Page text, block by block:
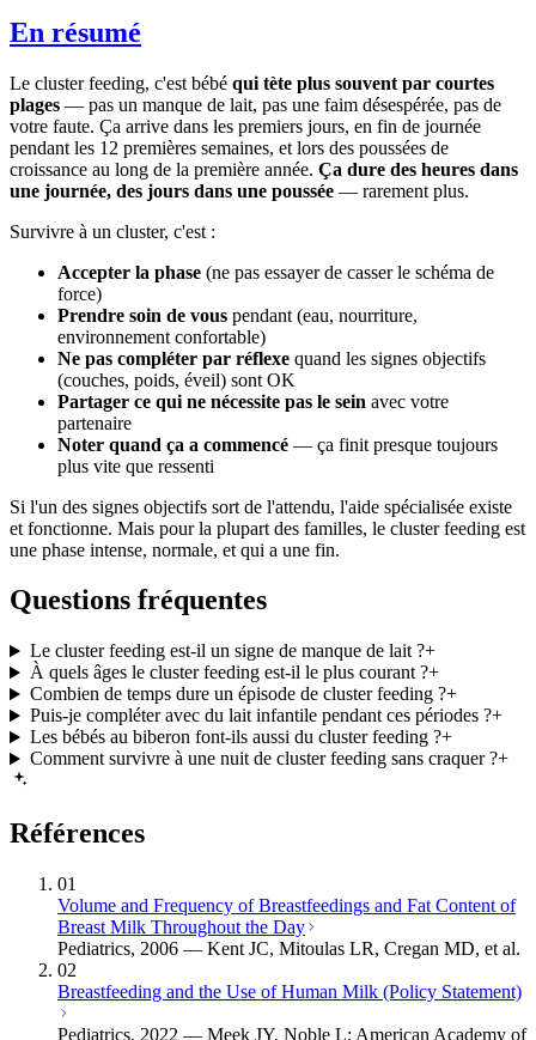
En résumé
Le cluster feeding, c'est bébé qui tète plus souvent par courtes
plages — pas un manque de lait, pas une faim désespérée, pas de
votre faute. Ça arrive dans les premiers jours, en fin de journée
pendant les 12 premières semaines, et lors des poussées de
croissance au long de la première année. Ça dure des heures dans
une journée, des jours dans une poussée — rarement plus.
Survivre à un cluster, c'est :
Accepter la phase (ne pas essayer de casser le schéma de
force)
Prendre soin de vous pendant (eau, nourriture,
environnement confortable)
Ne pas compléter par réflexe quand les signes objectifs
(couches, poids, éveil) sont OK
Partager ce qui ne nécessite pas le sein avec votre
partenaire
Noter quand ça a commencé — ça finit presque toujours
plus vite que ressenti
Si l'un des signes objectifs sort de l'attendu, l'aide spécialisée existe
et fonctionne. Mais pour la plupart des familles, le cluster feeding est
une phase intense, normale, et qui a une fin.
Questions fréquentes
Le cluster feeding est-il un signe de manque de lait ?+
À quels âges le cluster feeding est-il le plus courant ?+
Combien de temps dure un épisode de cluster feeding ?+
Puis-je compléter avec du lait infantile pendant ces périodes ?+
Les bébés au biberon font-ils aussi du cluster feeding ?+
Comment survivre à une nuit de cluster feeding sans craquer ?+
Références
01
Volume and Frequency of Breastfeedings and Fat Content of
Breast Milk Throughout the Day
Pediatrics, 2006 — Kent JC, Mitoulas LR, Cregan MD, et al.
02
Breastfeeding and the Use of Human Milk (Policy Statement)
Pediatrics, 2022 — Meek JY, Noble L; American Academy of